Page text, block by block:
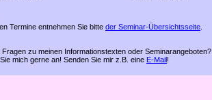
Termine entnehmen Sie bitte der Seminar-Übersichtsseite
Fragen zu meinen Informationstexten oder Seminarangeboten?
mich gerne an! Senden Sie mir z.B. eine E-Mail!